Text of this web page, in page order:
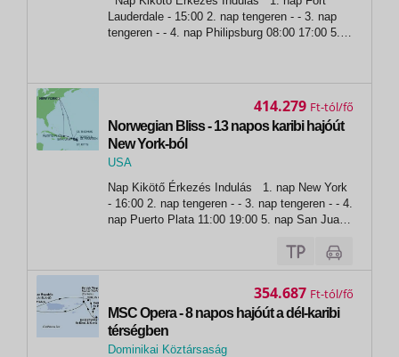
Fort Lauderdale
Lauderdale - 15:00 2. nap tengeren - - 3. nap
tengeren - - 4. nap Philipsburg 08:00 17:00 5.
Norwegian Bliss - 13 napos karibi hajóút
New York-ból
USA
New York
Nap Kikötő Érkezés Indulás 1. nap New York
- 16:00 2. nap tengeren - - 3. nap tengeren - - 4.
nap Puerto Plata 11:00 19:00 5. nap San Juan
414.279 Ft
MSC Opera - 8 napos hajóút a dél-karibi
térségben
Dominikai Köztársaság
354.687 Ft